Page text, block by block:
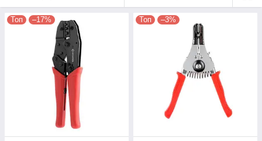
Топ –17% Топ –3%